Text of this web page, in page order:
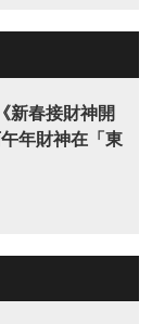
新春接財神開
年財神在「東